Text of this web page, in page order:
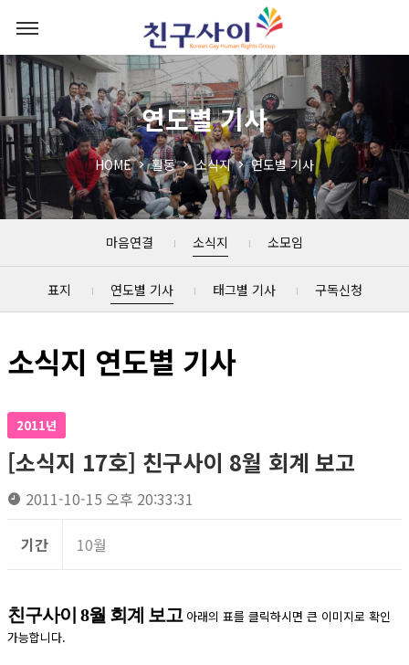
연도별 기사
HOME 활동 소식지 연도별 기사
마음연결 소식지 소모임
표지 연도별 기사 태그별 기사 구독신청
소식지 연도별 기사
2011년
[소식지 17호] 친구사이 8월 회계 보고
2011-10-15 오후 20:33:31
기간 10월
친구사이 8월 회계 보고아래의 표를 클릭하시면 큰 이미지로 확인
가능합니다.